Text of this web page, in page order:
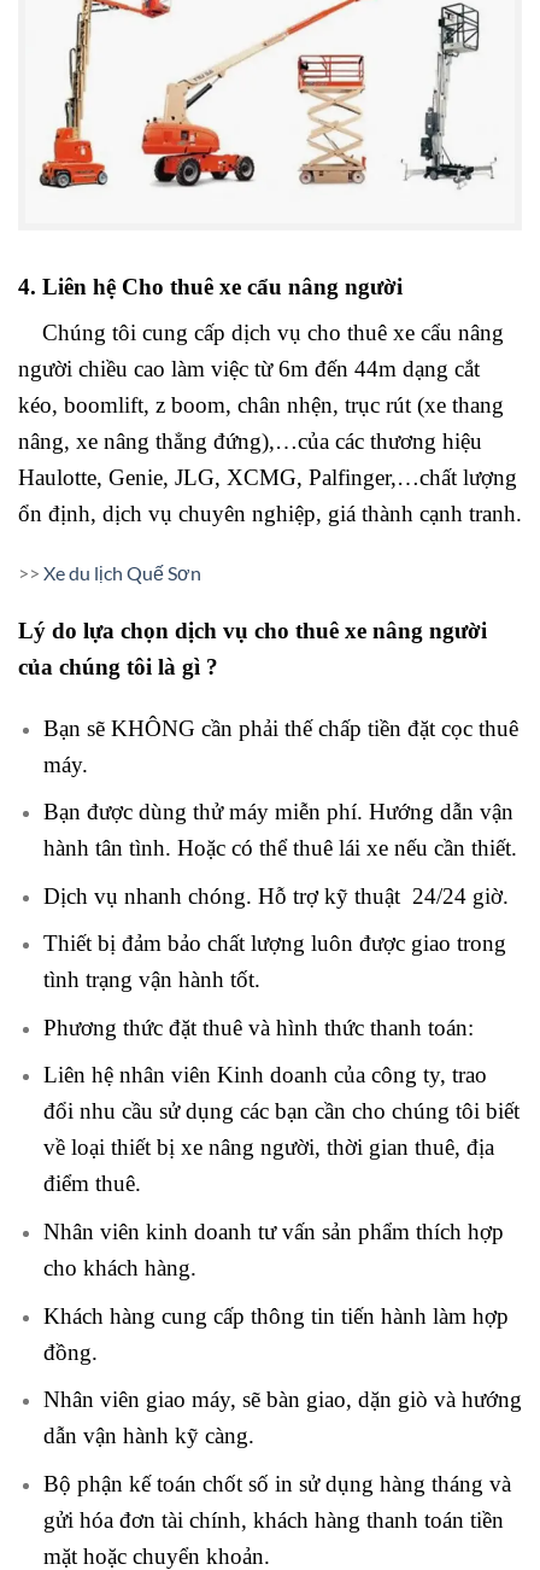
4. Liên hệ Cho thuê xe cẩu nâng người
Chúng tôi cung cấp dịch vụ cho thuê xe cẩu nâng
người chiều cao làm việc từ 6m đến 44m dạng cắt
kéo, boomlift, z boom, chân nhện, trục rút (xe thang
nâng, xe nâng thẳng đứng),…của các thương hiệu
Haulotte, Genie, JLG, XCMG, Palfinger,…chất lượng
ổn định, dịch vụ chuyên nghiệp, giá thành cạnh tranh.
>> Xe du lịch Quế Sơn
Lý do lựa chọn dịch vụ cho thuê xe nâng người
của chúng tôi là gì ?
Bạn sẽ KHÔNG cần phải thế chấp tiền đặt cọc thuê
máy.
Bạn được dùng thử máy miễn phí. Hướng dẫn vận
hành tân tình. Hoặc có thể thuê lái xe nếu cần thiết.
Dịch vụ nhanh chóng. Hỗ trợ kỹ thuật 24/24 giờ.
Thiết bị đảm bảo chất lượng luôn được giao trong
tình trạng vận hành tốt.
Phương thức đặt thuê và hình thức thanh toán:
Liên hệ nhân viên Kinh doanh của công ty, trao
đổi nhu cầu sử dụng các bạn cần cho chúng tôi biết
về loại thiết bị xe nâng người, thời gian thuê, địa
điểm thuê.
Nhân viên kinh doanh tư vấn sản phẩm thích hợp
cho khách hàng.
Khách hàng cung cấp thông tin tiến hành làm hợp
đồng.
Nhân viên giao máy, sẽ bàn giao, dặn giò và hướng
dẫn vận hành kỹ càng.
Bộ phận kế toán chốt số in sử dụng hàng tháng và
gửi hóa đơn tài chính, khách hàng thanh toán tiền
mặt hoặc chuyển khoản.